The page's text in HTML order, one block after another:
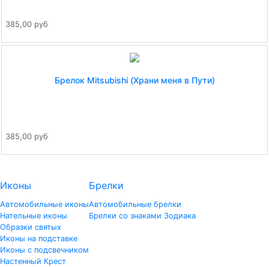
385,00 руб
Брелок Mitsubishi (Храни меня в Пути)
385,00 руб
Иконы
Автомобильные иконы
Нательные иконы
Образки святых
Иконы на подставке
Иконы с подсвечником
Настенный Крест
Брелки
Автомобильные брелки
Брелки со знаками Зодиака